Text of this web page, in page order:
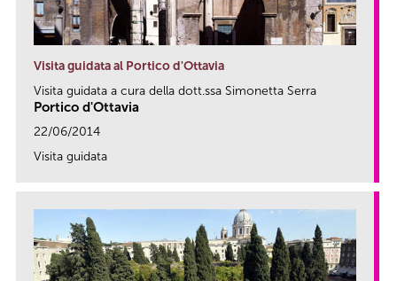
Visita guidata al Portico d'Ottavia
Visita guidata a cura della dott.ssa Simonetta Serra
Portico d'Ottavia
22/06/2014
Visita guidata